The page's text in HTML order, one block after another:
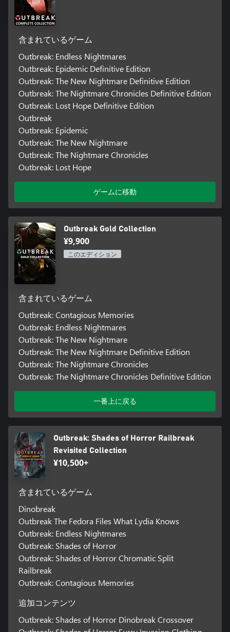
含まれているゲーム
Outbreak: Endless Nightmares
Outbreak: Epidemic Definitive Edition
Outbreak: The New Nightmare Definitive Edition
Outbreak: The Nightmare Chronicles Definitive Edition
Outbreak: Lost Hope Definitive Edition
Outbreak
Outbreak: Epidemic
Outbreak: The New Nightmare
Outbreak: The Nightmare Chronicles
Outbreak: Lost Hope
ゲームに移動
Outbreak Gold Collection
¥9,900
このエディション
含まれているゲーム
Outbreak: Contagious Memories
Outbreak: Endless Nightmares
Outbreak: The New Nightmare
Outbreak: The New Nightmare Definitive Edition
Outbreak: The Nightmare Chronicles
Outbreak: The Nightmare Chronicles Definitive Edition
一番上に戻る
Outbreak: Shades of Horror Railbreak
Revisited Collection
¥10,500+
含まれているゲーム
Dinobreak
Outbreak The Fedora Files What Lydia Knows
Outbreak: Endless Nightmares
Outbreak: Shades of Horror
Outbreak: Shades of Horror Chromatic Split
Railbreak
Outbreak: Contagious Memories
追加コンテンツ
Outbreak: Shades of Horror Dinobreak Crossover